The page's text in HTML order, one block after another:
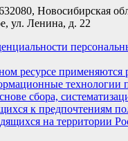
Новосибирская
ул. Ленина, д. 22
ресурсе применяются
технологии
сбора,
к предпочтениям
на территории